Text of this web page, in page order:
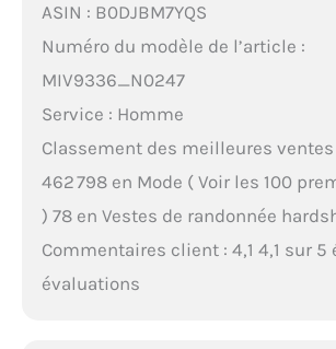
ASIN : B0DJBM7YQS
Numéro du modèle de l’article :
MIV9336_N0247
Service : Homme
Classement des meilleures ventes
462 798 en Mode ( Voir les 100
) 78 en Vestes de randonnée
Commentaires client : 4,1 4,1 sur 5
évaluations